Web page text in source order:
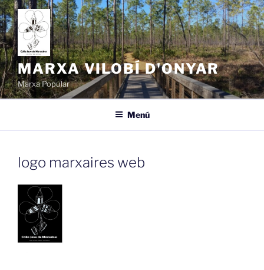
Vés
al
contingut
MARXA VILOBÍ D'ONYAR
Marxa Popular
Menú
logo marxaires web